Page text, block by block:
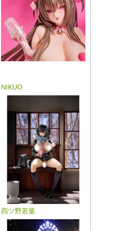
NIKUO
四ツ野若葉